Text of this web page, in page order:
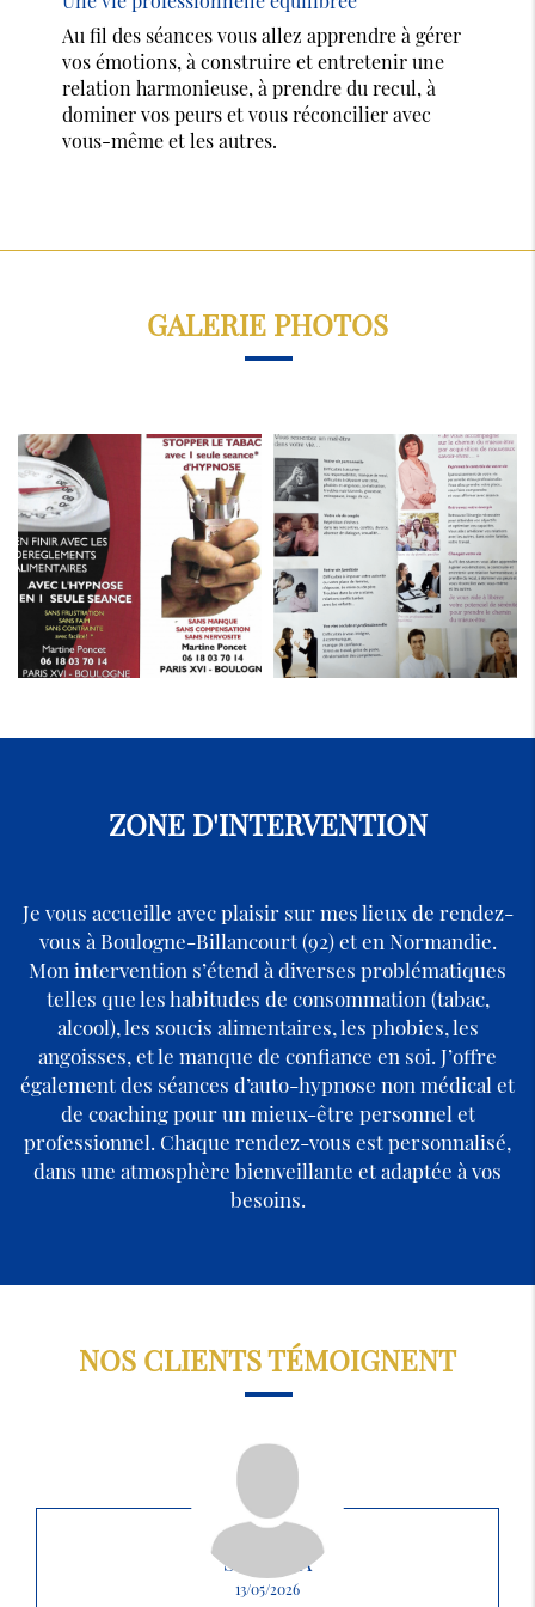
Au fil des séances vous allez apprendre à gérer
vos émotions, à construire et entretenir une
relation harmonieuse, à prendre du recul, à
dominer vos peurs et vous réconcilier avec
vous-même et les autres.
GALERIE PHOTOS
ZONE D'INTERVENTION
Je vous accueille avec plaisir sur mes lieux de rendez-
vous à Boulogne-Billancourt (92) et en Normandie.
Mon intervention s’étend à diverses problématiques
telles que les habitudes de consommation (tabac,
alcool), les soucis alimentaires, les phobies, les
angoisses, et le manque de confiance en soi. J’offre
également des séances d’auto-hypnose non médical et
de coaching pour un mieux-être personnel et
professionnel. Chaque rendez-vous est personnalisé,
dans une atmosphère bienveillante et adaptée à vos
besoins.
NOS CLIENTS TÉMOIGNENT
SABRINA
13/05/2026